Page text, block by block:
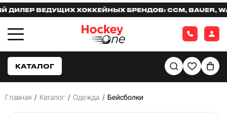
ВЕДУЩИХ ХОККЕЙНЫХ БРЕНДОВ: CCM, BAUER,
КАТАЛОГ
Главная / Каталог / Одежда / Бейсболки